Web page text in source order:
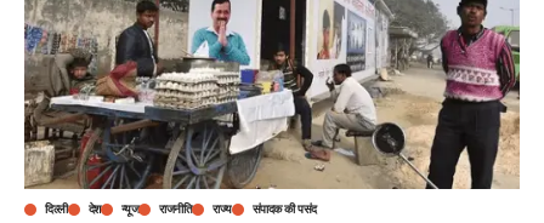
दिल्ली देश न्यूज राजनीति राज्य संपादक की पसंद